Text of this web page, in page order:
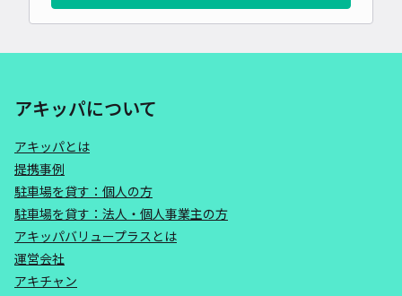
アキッパについて
アキッパとは
提携事例
駐車場を貸す：個人の方
駐車場を貸す：法人・個人事業主の方
アキッパバリュープラスとは
運営会社
アキチャン